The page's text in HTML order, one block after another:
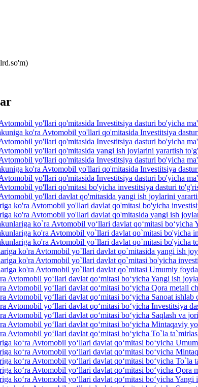
yo'llari qo'mitasida Investitsiya dasturi bo'yicha
ko'ra Avtomobil yo'llari qo'mitasida Investitsiya
yo'llari qo'mitasida Investitsiya dasturi bo'yicha
yo'llari qo'mitasida yangi ish joylarini yarartish
yo'llari qo'mitasida Investitsiya dasturi bo'yicha
ko'ra Avtomobil yo'llari qo'mitasida Investitsiya
yo'llari qo'mitasida Investitsiya dasturi bo'yicha
yo'llari qo'mitasi bo'yicha investitsiya dasturi
yo'llari davlat qo'mitasida yangi ish joylarini
ko'ra Avtomobil yo'llari davlat qo'mitasi bo'yicha
ko'ra Avtomobil yo'llari davlat qo'mitasida yangi ish
ko`ra Avtomobil yo‘llari davlat qo‘mitasi bo‘yicha
ko'ra Avtomobil yo`llari davlat qo`mitasi bo'yicha
ko'ra Avtomobil yo`llari davlat qo`mitasi bo'yicha
ko'ra Avtomobil yo`llari davlat qo`mitasida yangi ish
ko'ra Avtomobil yo`llari davlat qo`mitasi bo'yicha
ko'ra Avtomobil yo`llari davlat qo`mitasi Umumiy
Avtomobil yo‘llari davlat qo‘mitasi bo‘yicha Yangi ish
Avtomobil yo‘llari davlat qo‘mitasi bo‘yicha Qora metall
Avtomobil yo‘llari davlat qo‘mitasi bo‘yicha Sanoat ishlab
Avtomobil yo‘llari davlat qo‘mitasi bo‘yicha Investitsiya
Avtomobil yo‘llari davlat qo‘mitasi bo‘yicha Saqlash va
Avtomobil yo‘llari davlat qo‘mitasi bo‘yicha Mintaqaviy
Avtomobil yo‘llari davlat qo‘mitasi bo‘yicha To`la
ko‘ra Avtomobil yo‘llari davlat qo‘mitasi bo‘yicha
ko‘ra Avtomobil yo‘llari davlat qo‘mitasi bo‘yicha
ko‘ra Avtomobil yo‘llari davlat qo‘mitasi bo‘yicha To`la
ko‘ra Avtomobil yo‘llari davlat qo‘mitasi bo‘yicha Qora
ko‘ra Avtomobil yo‘llari davlat qo‘mitasi bo‘yicha Yangi